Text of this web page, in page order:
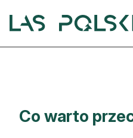
Artykuły
Co warto